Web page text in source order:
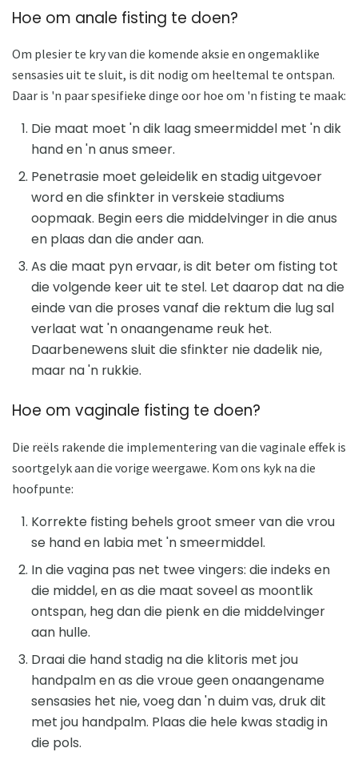
Hoe om anale fisting te doen?
Om plesier te kry van die komende aksie en ongemaklike
sensasies uit te sluit, is dit nodig om heeltemal te ontspan.
Daar is 'n paar spesifieke dinge oor hoe om 'n fisting te maak:
Die maat moet 'n dik laag smeermiddel met 'n dik
hand en 'n anus smeer.
Penetrasie moet geleidelik en stadig uitgevoer
word en die sfinkter in verskeie stadiums
oopmaak. Begin eers die middelvinger in die anus
en plaas dan die ander aan.
As die maat pyn ervaar, is dit beter om fisting tot
die volgende keer uit te stel. Let daarop dat na die
einde van die proses vanaf die rektum die lug sal
verlaat wat 'n onaangename reuk het.
Daarbenewens sluit die sfinkter nie dadelik nie,
maar na 'n rukkie.
Hoe om vaginale fisting te doen?
Die reëls rakende die implementering van die vaginale effek is
soortgelyk aan die vorige weergawe. Kom ons kyk na die
hoofpunte:
Korrekte fisting behels groot smeer van die vrou
se hand en labia met 'n smeermiddel.
In die vagina pas net twee vingers: die indeks en
die middel, en as die maat soveel as moontlik
ontspan, heg dan die pienk en die middelvinger
aan hulle.
Draai die hand stadig na die klitoris met jou
handpalm en as die vroue geen onaangename
sensasies het nie, voeg dan 'n duim vas, druk dit
met jou handpalm. Plaas die hele kwas stadig in
die pols.